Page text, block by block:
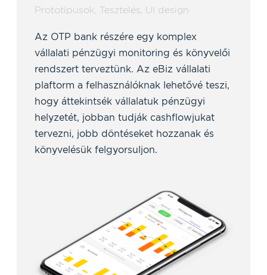
Prototípusok, Tesztelés, UI design
Az OTP bank részére egy komplex
vállalati pénzügyi monitoring és könyvelői
rendszert terveztünk. Az eBiz vállalati
plaftorm a felhasználóknak lehetővé teszi,
hogy áttekintsék vállalatuk pénzügyi
helyzetét, jobban tudják cashflowjukat
tervezni, jobb döntéseket hozzanak és
könyvelésük felgyorsuljon.